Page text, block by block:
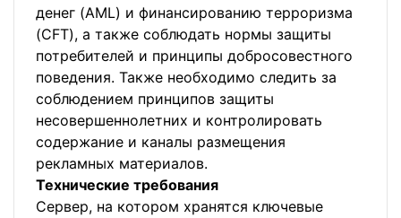
денег (AML) и финансированию терроризма
(CFT), а также соблюдать нормы защиты
потребителей и принципы добросовестного
поведения. Также необходимо следить за
соблюдением принципов защиты
несовершеннолетних и контролировать
содержание и каналы размещения
рекламных материалов.
Технические требования
Сервер, на котором хранятся ключевые